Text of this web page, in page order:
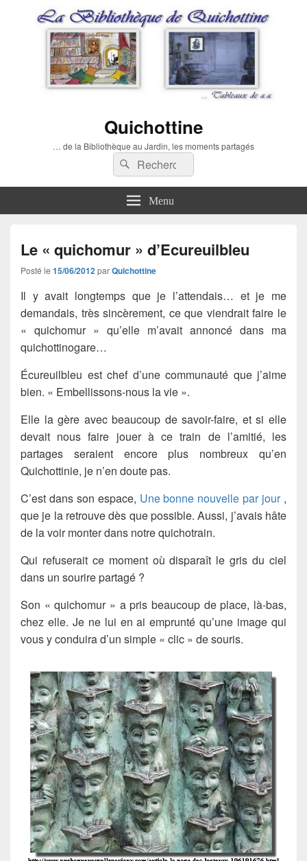
Quichottine
… de la Bibliothèque au Jardin, les moments partagés
Recherche :
Rechercher
Menu
Le « quichomur » d’Ecureuilbleu
Posté le 15/06/2012 parQuichottine
Il y avait longtemps que je l’attendais… et je me
demandais, très sincèrement, ce que viendrait faire le
« quichomur » qu’elle m’avait annoncé dans ma
quichottinogare…
Écureuilbleu est chef d’une communauté que j’aime
bien. « Embellissons-nous la vie ».
Elle la gère avec beaucoup de savoir-faire, et si elle
devait nous faire jouer à ce train de l’amitié, les
partages seraient encore plus nombreux qu’en
Quichottinie, je n’en doute pas.
C’est dans son espace, Une bonne nouvelle par jour,
que je la retrouve dès que possible. Aussi, j’avais hâte
de la voir monter dans notre quichotrain.
Qui refuserait ce moment où disparaît le gris du ciel
dans un sourire partagé ?
Son « quichomur » a pris beaucoup de place, là-bas,
chez elle. Je ne lui en ai emprunté qu’une image qui
vous y conduira d’un simple « clic » de souris.